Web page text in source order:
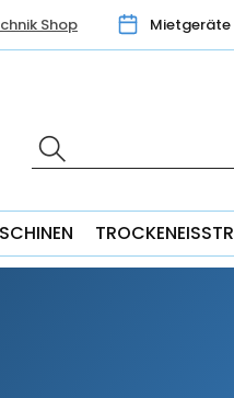
Shop Mietgeräte